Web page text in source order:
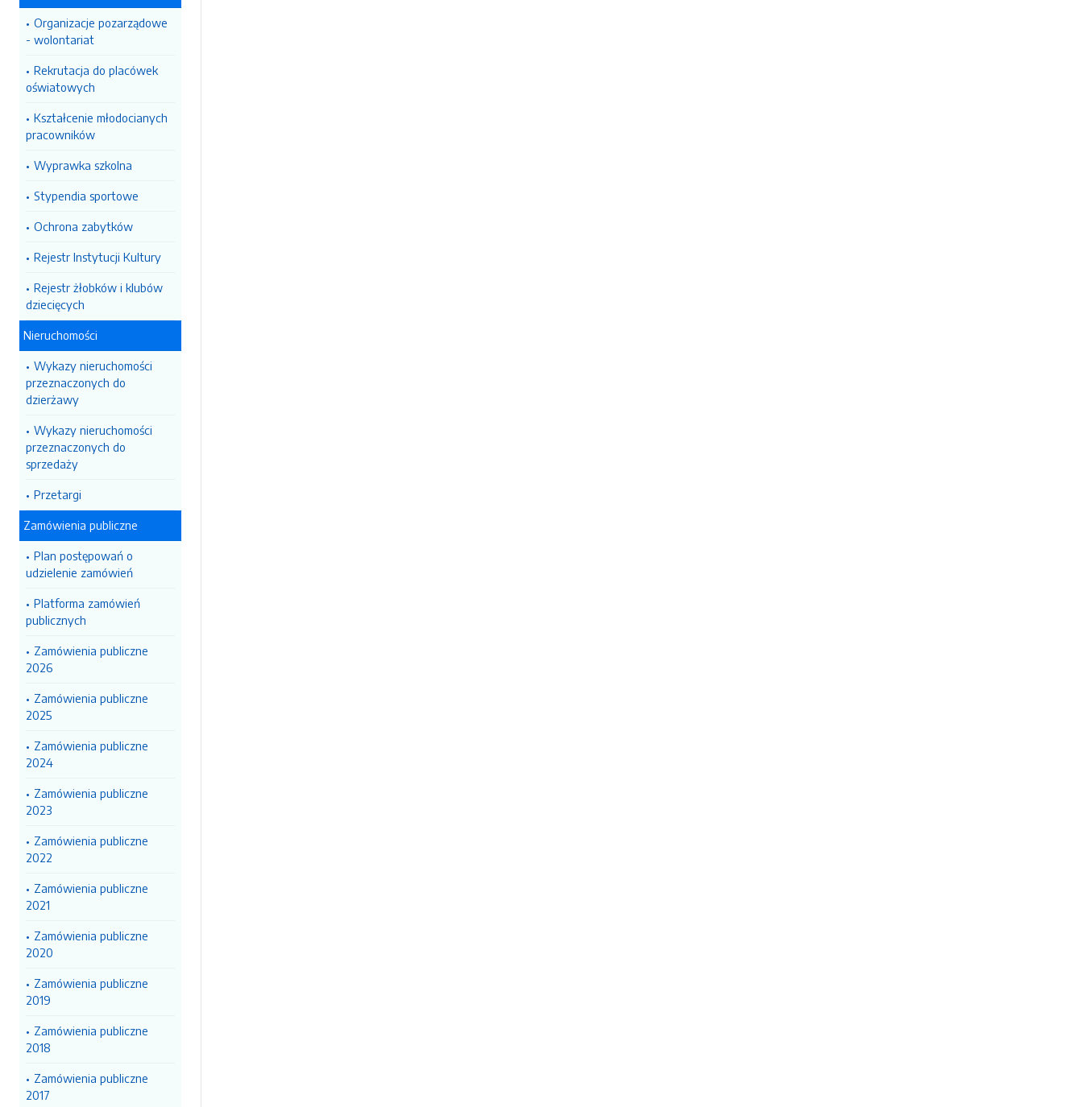
Organizacje pozarządowe
- wolontariat
Rekrutacja do placówek
oświatowych
Kształcenie młodocianych
pracowników
Wyprawka szkolna
Stypendia sportowe
Ochrona zabytków
Rejestr Instytucji Kultury
Rejestr żłobków i klubów
dziecięcych
Nieruchomości
Wykazy nieruchomości
przeznaczonych do
dzierżawy
Wykazy nieruchomości
przeznaczonych do
sprzedaży
Przetargi
Zamówienia publiczne
Plan postępowań o
udzielenie zamówień
Platforma zamówień
publicznych
Zamówienia publiczne
2026
Zamówienia publiczne
2025
Zamówienia publiczne
2024
Zamówienia publiczne
2023
Zamówienia publiczne
2022
Zamówienia publiczne
2021
Zamówienia publiczne
2020
Zamówienia publiczne
2019
Zamówienia publiczne
2018
Zamówienia publiczne
2017